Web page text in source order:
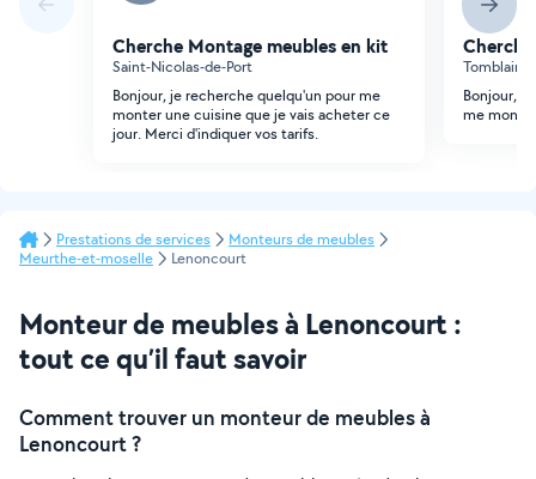
Cherche Montage meubles en kit
Saint-Nicolas-de-Port
Bonjour, je recherche quelqu'un pour me
monter une cuisine que je vais acheter ce
jour. Merci d'indiquer vos tarifs.
Bonjour,
me
Prestations de services
Monteurs de meubles
Meurthe-et-moselle
Lenoncourt
Monteur de meubles à Lenoncourt :
tout ce qu’il faut savoir
Comment trouver un monteur de meubles à
Lenoncourt ?